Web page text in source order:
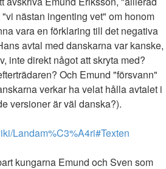
nästan ingenting vet" om honom
vara en förklaring till det negativa
avtal med danskarna var kanske,
inte direkt något att skryta med?
Och Emund "försvann"
verkar ha velat hålla avtalet i
versioner är väl danska?).
Landam%C3%A4ri#Texten
kungarna Emund och Sven som